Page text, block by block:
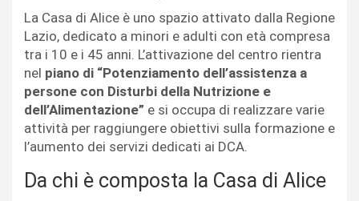
La Casa di Alice è uno spazio attivato dalla Regione
Lazio, dedicato a minori e adulti con età compresa
tra i 10 e i 45 anni. L’attivazione del centro rientra
nel piano di “Potenziamento dell’assistenza a
persone con Disturbi della Nutrizione e
dell’Alimentazione” e si occupa di realizzare varie
attività per raggiungere obiettivi sulla formazione e
l’aumento dei servizi dedicati ai DCA.
Da chi è composta la Casa di Alice